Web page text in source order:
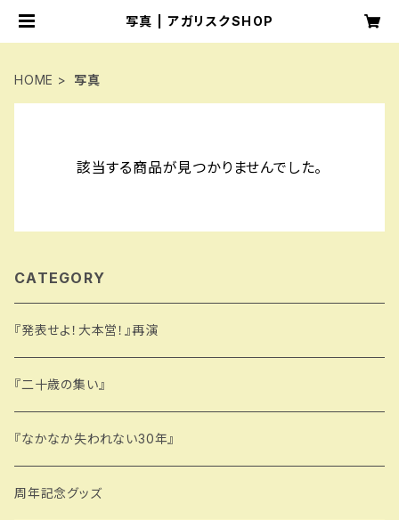
写真 | アガリスクSHOP
HOME 写真
該当する商品が見つかりませんでした。
CATEGORY
『発表せよ！大本営！』再演
『二十歳の集い』
『なかなか失われない30年』
周年記念グッズ